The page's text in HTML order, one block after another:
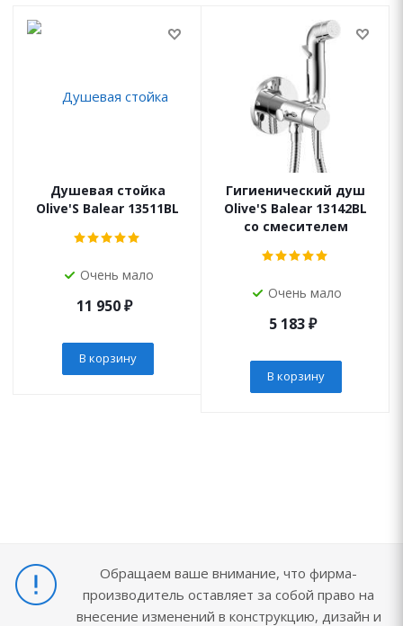
Душевая стойка
Olive'S Balear 13511BL
Очень мало
11 950₽
В корзину
Гигиенический душ
Olive'S Balear 13142BL
со смесителем
Очень мало
5 183₽
В корзину
Обращаем ваше внимание, что фирма-
производитель оставляет за собой право на
внесение изменений в конструкцию, дизайн и